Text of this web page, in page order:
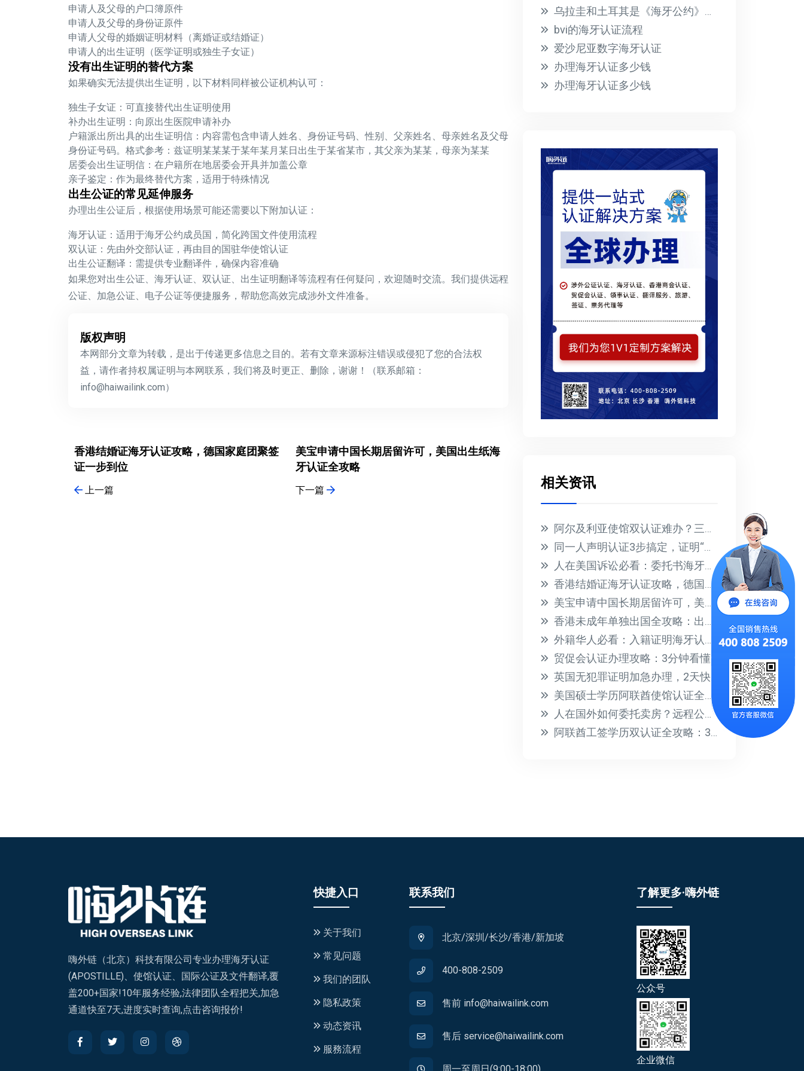
申请人及父母的户口簿原件
申请人及父母的身份证原件
申请人父母的婚姻证明材料（离婚证或结婚证）
申请人的出生证明（医学证明或独生子女证）
没有出生证明的替代方案
如果确实无法提供出生证明，以下材料同样被公证机构认可：
独生子女证 ：可直接替代出生证明使用
补办出生证明 ：向原出生医院申请补办
户籍派出所出具的出生证明信 ：内容需包含申请人姓名、身份证号码、性别、父亲姓名、母亲姓名及父母
身份证号码。格式参考：兹证明某某某于某年某月某日出生于某省某市，其父亲为某某，母亲为某某
居委会出生证明信 ：在户籍所在地居委会开具并加盖公章
亲子鉴定 ：作为最终替代方案，适用于特殊情况
出生公证的常见延伸服务
办理出生公证后，根据使用场景可能还需要以下附加认证：
海牙认证 ：适用于海牙公约成员国，简化跨国文件使用流程
双认证 ：先由外交部认证，再由目的国驻华使馆认证
出生公证翻译 ：需提供专业翻译件，确保内容准确
如果您对出生公证、海牙认证、双认证、出生证明翻译等流程有任何疑问，欢迎随时交流。我们提供远程
公证、加急公证、电子公证等便捷服务，帮助您高效完成涉外文件准备。
版权声明
本网部分文章为转载，是出于传递更多信息之目的。若有文章来源标注错误或侵犯了您的合法权
益，请作者持权属证明与本网联系，我们将及时更正、删除，谢谢！（联系邮箱：
info@haiwailink.com）
香港结婚证海牙认证攻略，德国家庭团聚签
证一步到位
上一篇
美宝申请中国长期居留许可，美国出生纸海
牙认证全攻略
下一篇
乌拉圭和土耳其是《海牙公约》的成员国
bvi的海牙认证流程
爱沙尼亚数字海牙认证
办理海牙认证多少钱
办理海牙认证多少钱
相关资讯
阿尔及利亚使馆双认证难办？三步流程+材料清单全解析
同一人声明认证3步搞定，证明“我就是我”其实不难
人在美国诉讼必看：委托书海牙认证全流程指南
香港结婚证海牙认证攻略，德国家庭团聚签证一步到位
美宝申请中国长期居留许可，美国出生纸海牙认证全攻略
香港未成年单独出国全攻略：出行同意书公证与海牙认证指南
外籍华人必看：入籍证明海牙认证全攻略，快速搞定国内事务
贸促会认证办理攻略：3分钟看懂流程与用途，企业出海必备
英国无犯罪证明加急办理，2天快速出证攻略
美国硕士学历阿联酋使馆认证全攻略，附模板与时间规划
人在国外如何委托卖房？远程公证全流程指南
阿联酋工签学历双认证全攻略：3步搞定公证+使馆认证，避坑指南
嗨外链（北京）科技有限公司专业办理海牙认证
(APOSTILLE)、使馆认证、国际公证及文件翻译,覆
盖200+国家!10年服务经验,法律团队全程把关,加急
通道快至7天,进度实时查询,点击咨询报价!
快捷入口
关于我们
常见问题
我们的团队
隐私政策
动态资讯
服務流程
联系我们
北京/深圳/长沙/香港/新加坡
400-808-2509
售前 info@haiwailink.com
售后 service@haiwailink.com
了解更多·嗨外链
公众号
企业微信